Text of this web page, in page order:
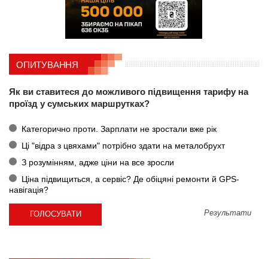
ОПИТУВАННЯ
Як ви ставитеся до можливого підвищення тарифу на
проїзд у сумських маршрутках?
Категорично проти. Зарплати не зростали вже рік
Ці "відра з цвяхами" потрібно здати на металобрухт
З розумінням, адже ціни на все зросли
Ціна підвищиться, а сервіс? Де обіцяні ремонти й GPS-
навігація?
Результати